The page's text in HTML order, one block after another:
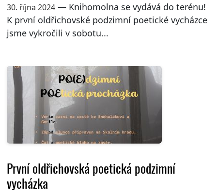
30. října 2024— Knihomolna se vydává do terénu!
K první oldřichovské podzimní poetické vycházce
jsme vykročili v sobotu...
První oldřichovská poetická podzimní
vycházka